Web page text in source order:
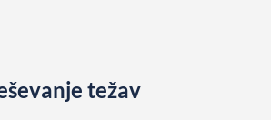
težav